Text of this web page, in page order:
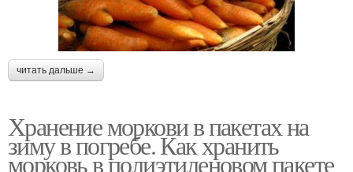
читать дальше →
Хранение моркови в пакетах на
зиму в погребе. Как хранить
морковь в полиэтиленовом пакете